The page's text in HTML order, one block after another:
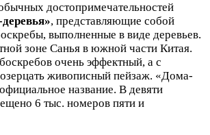
достопримечательностей
, представляющие собой
выполненные в виде деревьев.
зоне Санья в южной части Китая.
очень эффектный, а с
живописный пейзаж. «Дома-
название. В девяти
6 тыс. номеров пяти и